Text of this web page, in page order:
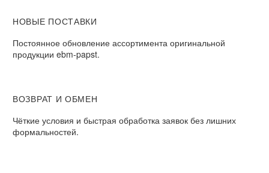
НОВЫЕ ПОСТАВКИ
Постоянное обновление ассортимента оригинальной
продукции ebm-papst.
ВОЗВРАТ И ОБМЕН
Чёткие условия и быстрая обработка заявок без лишних
формальностей.